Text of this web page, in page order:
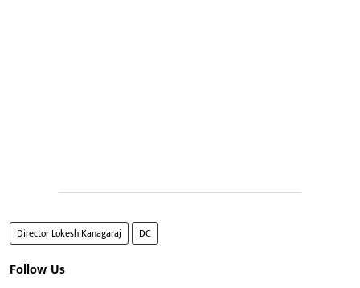
Director Lokesh Kanagaraj DC
Follow Us